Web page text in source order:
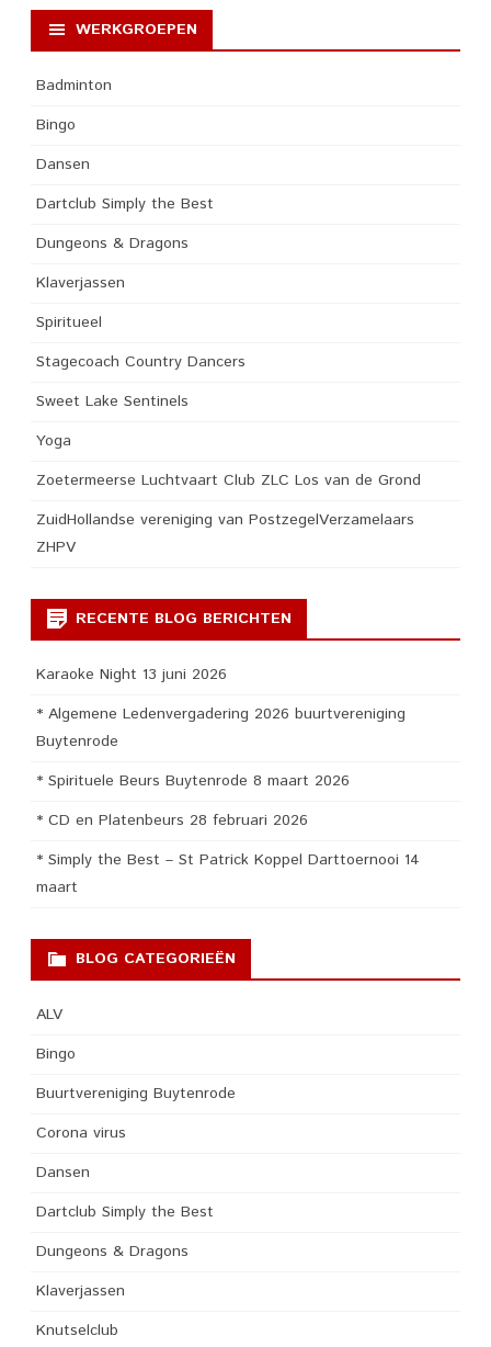
WERKGROEPEN
Badminton
Bingo
Dansen
Dartclub Simply the Best
Dungeons & Dragons
Klaverjassen
Spiritueel
Stagecoach Country Dancers
Sweet Lake Sentinels
Yoga
Zoetermeerse Luchtvaart Club ZLC Los van de Grond
ZuidHollandse vereniging van PostzegelVerzamelaars
ZHPV
RECENTE BLOG BERICHTEN
Karaoke Night 13 juni 2026
* Algemene Ledenvergadering 2026 buurtvereniging
Buytenrode
* Spirituele Beurs Buytenrode 8 maart 2026
* CD en Platenbeurs 28 februari 2026
* Simply the Best – St Patrick Koppel Darttoernooi 14
maart
BLOG CATEGORIEËN
ALV
Bingo
Buurtvereniging Buytenrode
Corona virus
Dansen
Dartclub Simply the Best
Dungeons & Dragons
Klaverjassen
Knutselclub